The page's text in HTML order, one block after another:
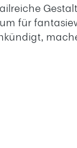
für